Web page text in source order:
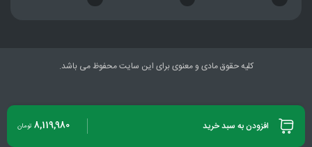
افزودن به سبد خرید 8,119,980 تومان
کلیه حقوق مادی و معنوی برای این سایت محفوظ می باشد.